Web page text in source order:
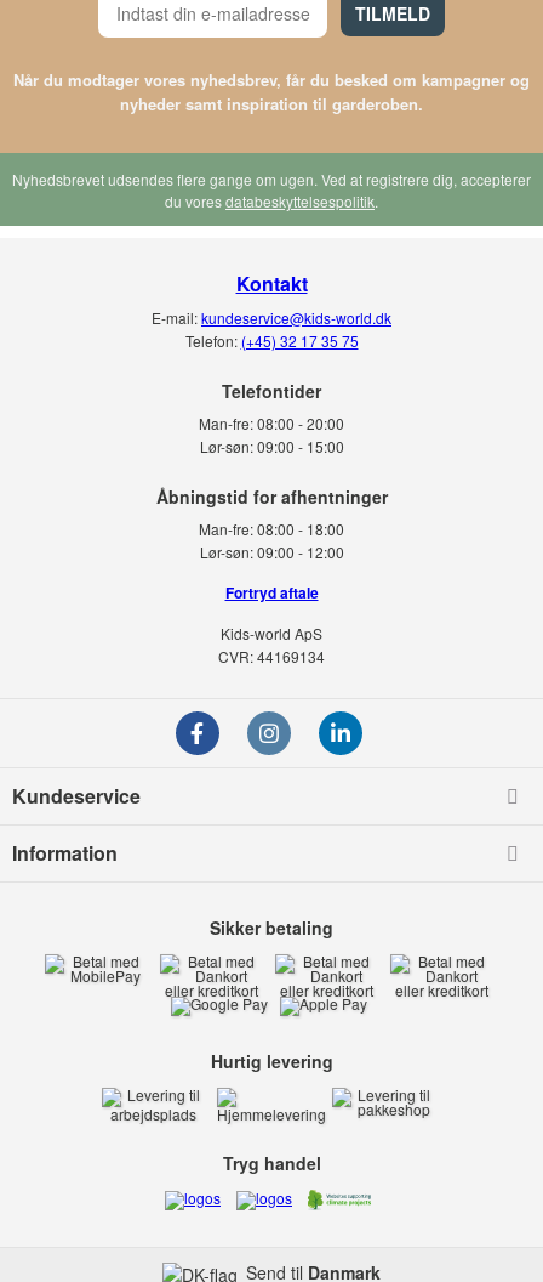
TILMELD
Når du modtager vores nyhedsbrev, får du besked om kampagner og
nyheder samt inspiration til garderoben.
Nyhedsbrevet udsendes flere gange om ugen. Ved at registrere dig, accepterer
du voresdatabeskyttelsespolitik.
Kontakt
E-mail:kundeservice@kids-world.dk
Telefon: (+45) 32 17 35 75
Telefontider
Man-fre:08:00 - 20:00
Lør-søn: 09:00 - 15:00
Man-fre:08:00 - 18:00
Lør-søn:09:00 - 12:00
Fortryd aftale
Kids-world ApS
CVR: 44169134
Kundeservice
Information
Send til Danmark
Sikker betaling
Hurtig levering
Tryg handel